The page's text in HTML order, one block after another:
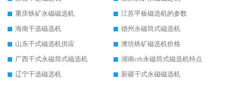
重庆铁矿永磁磁选机
江苏平板磁选机的参数
海南干选磁选机
德州永磁筒式磁选机
山东干式磁选机供应
潍坊铁矿磁选机价格
广西干式永磁筒式磁选机
湖南ctb永磁筒式磁选机特点
辽宁干选磁选机
新疆干式永磁磁选机